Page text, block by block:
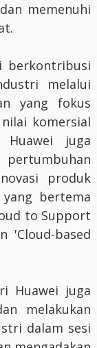
memenuhi
berkontribusi
melalui
yang fokus
komersial
Huawei juga
produk
bertema
to Support
'Cloud-based
Huawei juga
melakukan
dalam sesi